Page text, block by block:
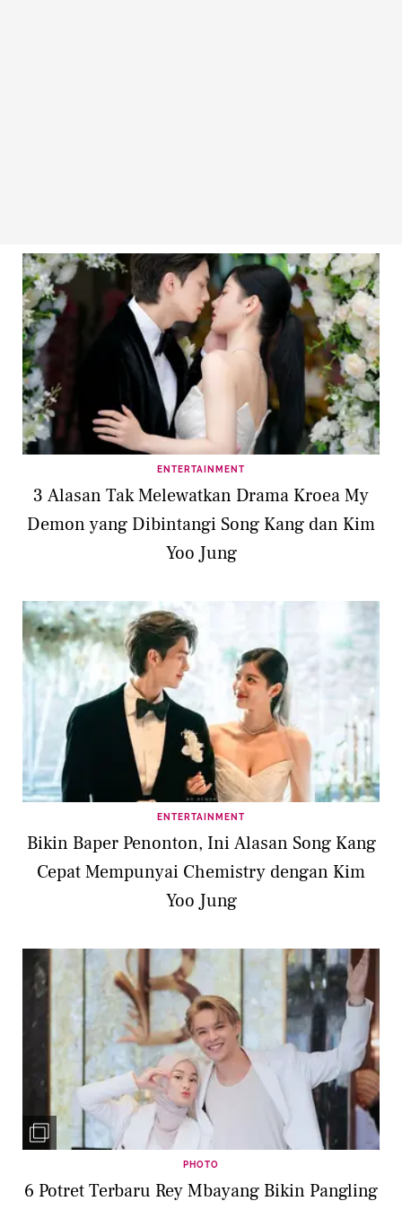
ENTERTAINMENT
3 Alasan Tak Melewatkan Drama Kroea My
Demon yang Dibintangi Song Kang dan Kim
Yoo Jung
ENTERTAINMENT
Bikin Baper Penonton, Ini Alasan Song Kang
Cepat Mempunyai Chemistry dengan Kim
Yoo Jung
PHOTO
6 Potret Terbaru Rey Mbayang Bikin Pangling